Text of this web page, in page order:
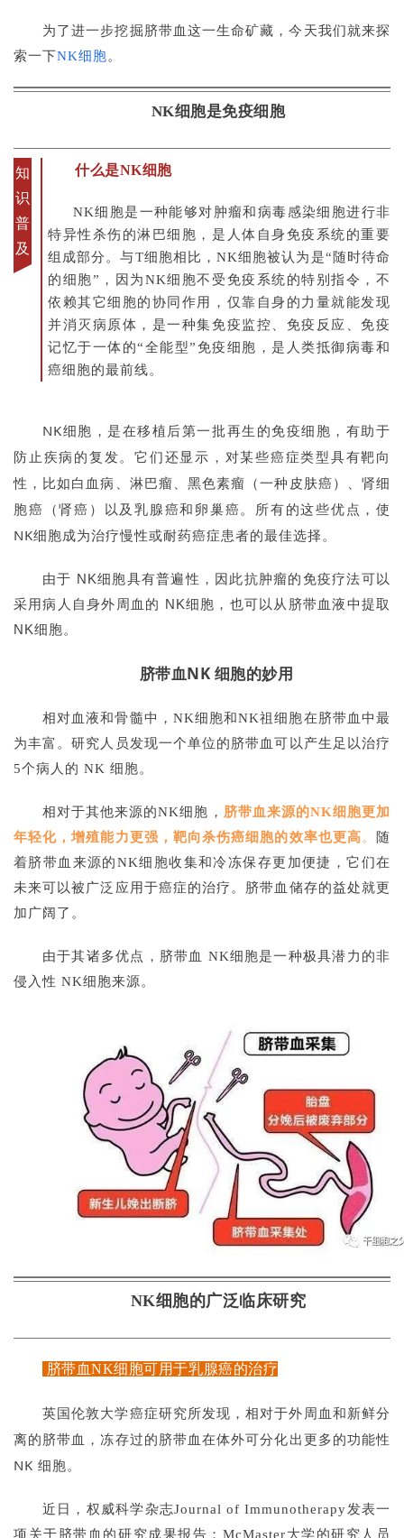
为了进一步挖掘脐带血这一生命矿藏，今天我们就来探
索一下NK细胞。
NK细胞是免疫细胞
知
识
普
及
什么是NK细胞
NK细胞是一种能够对肿瘤和病毒感染细胞进行非
特异性杀伤的淋巴细胞，是人体自身免疫系统的重要
组成部分。与T细胞相比，NK细胞被认为是“随时待命
的细胞”，因为NK细胞不受免疫系统的特别指令，不
依赖其它细胞的协同作用，仅靠自身的力量就能发现
并消灭病原体，是一种集免疫监控、免疫反应、免疫
记忆于一体的“全能型”免疫细胞，是人类抵御病毒和
癌细胞的最前线。
NK细胞，是在移植后第一批再生的免疫细胞，有助于
防止疾病的复发。它们还显示，对某些癌症类型具有靶向
性，比如白血病、淋巴瘤、黑色素瘤（一种皮肤癌）、肾细
胞癌（肾癌）以及乳腺癌和卵巢癌。所有的这些优点，使
NK细胞成为治疗慢性或耐药癌症患者的最佳选择。
由于 NK细胞具有普遍性，因此抗肿瘤的免疫疗法可以
采用病人自身外周血的 NK细胞，也可以从脐带血液中提取
NK细胞。
脐带血NK 细胞的妙用
相对血液和骨髓中，NK细胞和NK祖细胞在脐带血中最
为丰富。研究人员发现一个单位的脐带血可以产生足以治疗
5个病人的 NK 细胞。
相对于其他来源的NK细胞， 脐带血来源的NK细胞更加
年轻化，增殖能力更强，靶向杀伤癌细胞的效率也更高。
随
着脐带血来源的NK细胞收集和冷冻保存更加便捷，它们在
未来可以被广泛应用于癌症的治疗。脐带血储存的益处就更
加广阔了。
由于其诸多优点，脐带血 NK细胞是一种极具潜力的非
侵入性 NK细胞来源。
NK细胞的广泛临床研究
脐带血NK细胞可用于乳腺癌的治疗
英国伦敦大学癌症研究所发现，相对于外周血和新鲜分
离的脐带血，冻存过的脐带血在体外可分化出更多的功能性
NK 细胞。
近日，权威科学杂志Journal of Immunotherapy发表一
项关于脐带血的研究成果报告：McMaster大学的研究人员